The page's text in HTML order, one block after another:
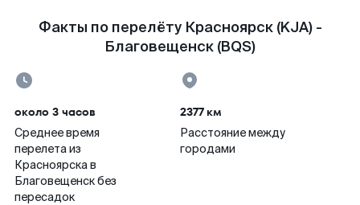
Факты по перелёту Красноярск (KJA) -
Благовещенск (BQS)
около 3 часов
Среднее время
перелета из
Красноярска в
Благовещенск без
пересадок
2377 км
Расстояние между
городами